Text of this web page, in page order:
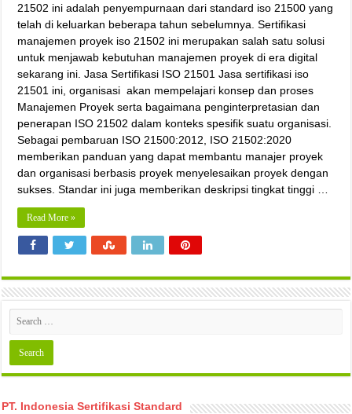
21502 ini adalah penyempurnaan dari standard iso 21500 yang
telah di keluarkan beberapa tahun sebelumnya. Sertifikasi
manajemen proyek iso 21502 ini merupakan salah satu solusi
untuk menjawab kebutuhan manajemen proyek di era digital
sekarang ini. Jasa Sertifikasi ISO 21501 Jasa sertifikasi iso
21501 ini, organisasi akan mempelajari konsep dan proses
Manajemen Proyek serta bagaimana penginterpretasian dan
penerapan ISO 21502 dalam konteks spesifik suatu organisasi.
Sebagai pembaruan ISO 21500:2012, ISO 21502:2020
memberikan panduan yang dapat membantu manajer proyek
dan organisasi berbasis proyek menyelesaikan proyek dengan
sukses. Standar ini juga memberikan deskripsi tingkat tinggi …
Read More »
PT. Indonesia Sertifikasi Standard